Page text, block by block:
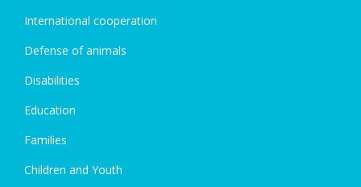
International cooperation
Defense of animals
Disabilities
Education
Families
Children and Youth